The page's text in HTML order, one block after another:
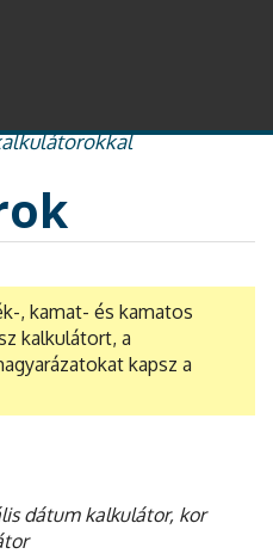
kamat, nyugdíj
, kamat- és kamatos
kalkulátort, a
kapsz a
dátum kalkulátor, kor